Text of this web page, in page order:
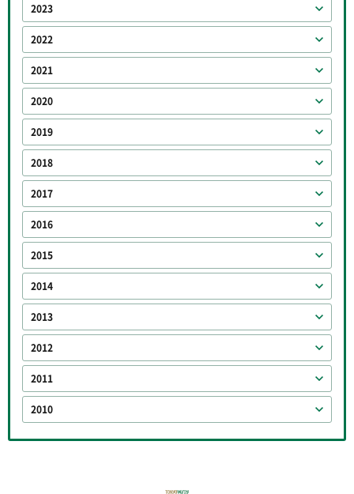
2023
2022
2021
2020
2019
2018
2017
2016
2015
2014
2013
2012
2011
2010